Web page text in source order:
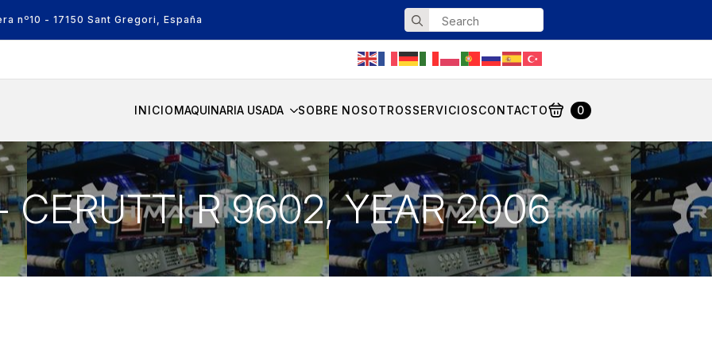
nº10 - 17150 Sant Gregori, España
Search
for:
INICIOMAQUINARIA USADA SOBRE NOSOTROSSERVICIOSCONTACTO 0
CERUTTI R 9602, YEAR 2006